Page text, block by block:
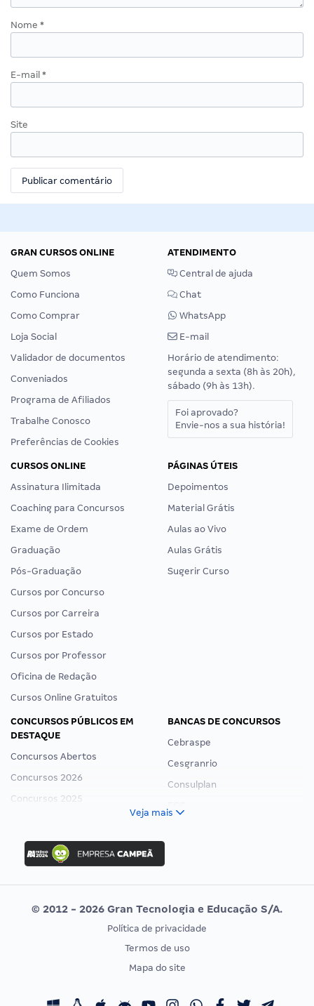
Nome *
E-mail *
Site
GRAN CURSOS ONLINE
Quem Somos
Como Funciona
Como Comprar
Loja Social
Validador de documentos
Conveniados
Programa de Afiliados
Trabalhe Conosco
Preferências de Cookies
ATENDIMENTO
Central de ajuda
Chat
WhatsApp
E-mail
Horário de atendimento:
segunda a sexta (8h às 20h),
sábado (9h às 13h).
Foi aprovado?
Envie-nos a sua história!
CURSOS ONLINE
Assinatura Ilimitada
Coaching para Concursos
Exame de Ordem
Graduação
Pós-Graduação
Cursos por Concurso
Cursos por Carreira
Cursos por Estado
Cursos por Professor
Oficina de Redação
Cursos Online Gratuitos
PÁGINAS ÚTEIS
Depoimentos
Material Grátis
Aulas ao Vivo
Aulas Grátis
Sugerir Curso
CONCURSOS PÚBLICOS EM
DESTAQUE
Concursos Abertos
Concursos 2026
Concursos 2025
Concurso Ibama
Concurso MPU
Editais publicados
BANCAS DE CONCURSOS
Cebraspe
Cesgranrio
Consulplan
Vunesp
CONCURSOS POR PROFISSÃO
Concursos Fiscais
EXAME DE ORDEM
Calendário OAB
Veja mais
© 2012 - 2026 Gran Tecnologia e Educação S/A.
Política de privacidade
Termos de uso
Mapa do site